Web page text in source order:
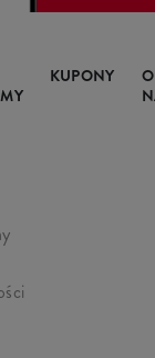
KUPONY
O